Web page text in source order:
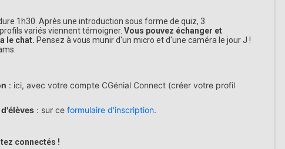
1h30. Après une introduction sous forme de quiz, 3
variés viennent témoigner. Vous pouvez échanger et
le chat. Pensez à vous munir d'un micro et d'une caméra le jour J !
: ici, avec votre compte CGénial Connect (créer votre profil
: sur ce formulaire d'inscription.
connectés !